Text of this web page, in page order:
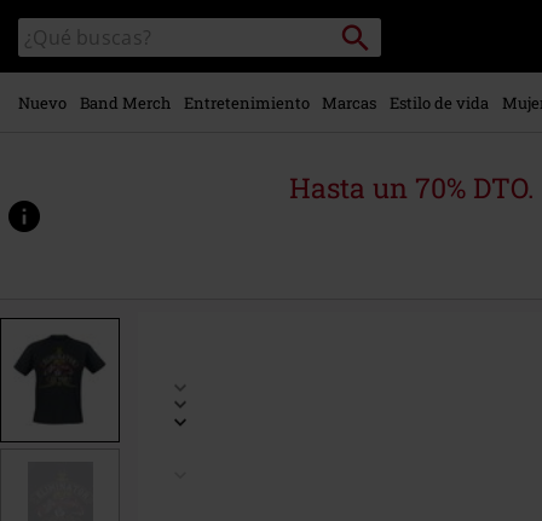
contenido
principal
Buscar
en
el
catálogo
Buscar
Nuevo Band Merch Entretenimiento Marcas Estilo de vida
Hasta un 70%
www.emp-
p/eliminator-
568314.html